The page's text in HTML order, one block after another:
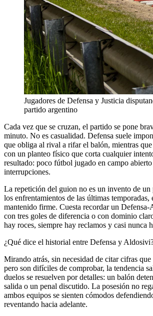
Jugadores de Defensa y Justicia
partido argentino
Cada vez que se cruzan, el partido se pone
minuto. No es casualidad. Defensa suele
que obliga al rival a rifar el balón, mientras
con un planteo físico que corta cualquier
resultado: poco fútbol jugado en campo
interrupciones.
La repetición del guion no es un invento de un
los enfrentamientos de las últimas temporadas,
mantenido firme. Cuesta recordar un
con tres goles de diferencia o con dominio
hay roces, siempre hay reclamos y casi nunca
¿Qué dice el historial entre Defensa y
Mirando atrás, sin necesidad de citar cifras
pero son difíciles de comprobar, la tendencia
duelos se resuelven por detalles: un balón
salida o un penal discutido. La posesión no
ambos equipos se sienten cómodos
reventando hacia adelante.